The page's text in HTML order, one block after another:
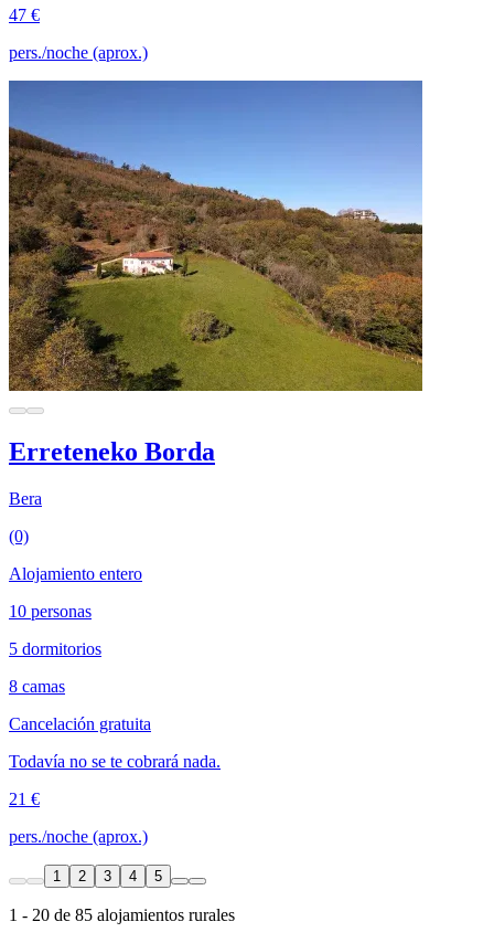
47 €
pers./noche (aprox.)
Erreteneko Borda
Bera
(0)
Alojamiento entero
10 personas
5 dormitorios
8 camas
Cancelación gratuita
Todavía no se te cobrará nada.
21 €
pers./noche (aprox.)
1 2 3 4 5
1 - 20 de 85 alojamientos rurales